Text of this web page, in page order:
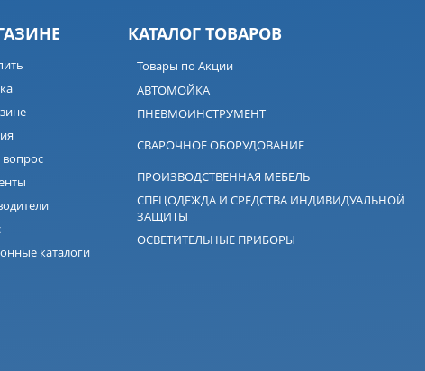
вопрос
каталоги
КАТАЛОГ ТОВАРОВ
Товары по Акции
АВТОМОЙКА
ПНЕВМОИНСТРУМЕНТ
СВАРОЧНОЕ ОБОРУДОВАНИЕ
ПРОИЗВОДСТВЕННАЯ МЕБЕЛЬ
СПЕЦОДЕЖДА И СРЕДСТВА ИНДИВИДУАЛЬНОЙ
ЗАЩИТЫ
ОСВЕТИТЕЛЬНЫЕ ПРИБОРЫ